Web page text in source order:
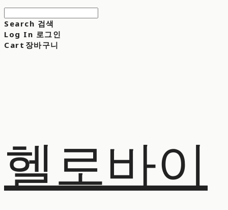
Search 검색
Log In 로그인
Cart 장바구니
헬로바이